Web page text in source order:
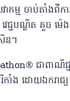
ម ចាប់តាំងពីកា
ជបណ្ឌិត គួច ម៉េ
ន។
ជាពាណិជ្
រិកាំង ដោយឯករ